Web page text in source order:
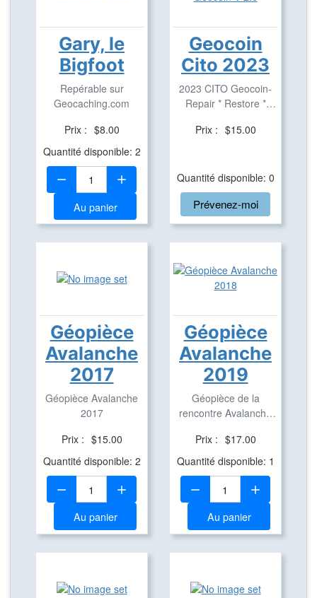
Gary, le
Bigfoot
Repérable sur
Geocaching.com
Prix : $8.00
Quantité disponible: 2
Quantité:
Au panier
Geocoin
Cito 2023
2023 CITO Geocoin-
Repair * Restore *
Prix : $15.00
Quantité disponible: 0
Prévenez-moi
Géopièce
Avalanche
2017
Géopièce Avalanche
2017
Prix : $15.00
Quantité disponible: 2
Quantité:
Au panier
Géopièce
Avalanche
2019
Géopièce de la
rencontre Avalanche
...
Prix : $17.00
Quantité disponible: 1
Quantité:
Au panier